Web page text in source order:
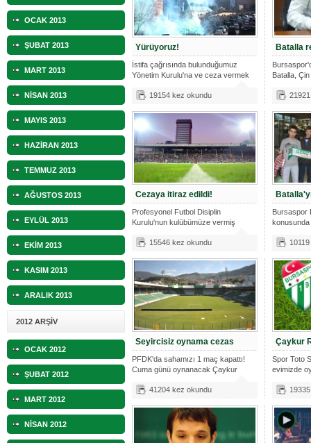
OCAK 2013
ŞUBAT 2013
MART 2013
NİSAN 2013
MAYIS 2013
HAZİRAN 2013
TEMMUZ 2013
AĞUSTOS 2013
EYLÜL 2013
EKİM 2013
KASIM 2013
ARALIK 2013
2012 ARŞİV
OCAK 2012
ŞUBAT 2012
MART 2012
NİSAN 2012
Yürüyoruz!
İstifa çağrısında bulunduğumuz
Yönetim Kurulu'na ve ceza vermek
19154 kez okundu
Batalla
Batalla,
Cezaya itiraz edildi!
Profesyonel Futbol Disiplin
Kurulu'nun kulübümüze vermiş
15546 kez okundu
Bursaspor
konusunda
Seyircisiz oynama cezas
PFDK'da sahamızı 1 maç kapattı!
Cuma günü oynanacak Çaykur
41204 kez okundu
Çaykur
Spor Toto
evimizde